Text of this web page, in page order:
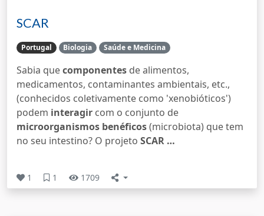
SCAR
Portugal Biologia Saúde e Medicina
Sabia quecomponentes de alimentos,
medicamentos, contaminantes ambientais, etc.,
(conhecidos coletivamente como 'xenobióticos')
podem interagir com o conjunto de
microorganismos benéficos(microbiota) que tem
no seu intestino? O projeto SCAR …
1 1 1709